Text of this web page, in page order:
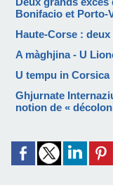
Bonifacio et Porto-
Haute-Corse :
A màghjina - U
U tempu in Corsica
Ghjurnate
notion de «